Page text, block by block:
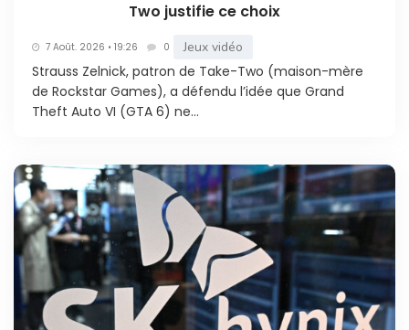
Two justifie ce choix
7 Août. 2026 • 19:26 0 Jeux vidéo
Strauss Zelnick, patron de Take-Two (maison-mère
de Rockstar Games), a défendu l’idée que Grand
Theft Auto VI (GTA 6) ne...